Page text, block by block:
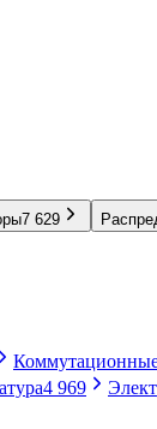
7 629
4 969